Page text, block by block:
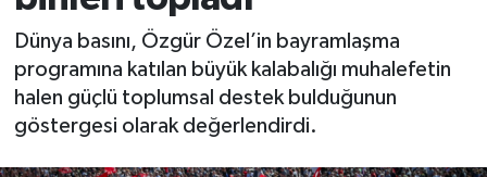
Dünya basını, Özgür Özel’in bayramlaşma
programına katılan büyük kalabalığı muhalefetin
halen güçlü toplumsal destek bulduğunun
göstergesi olarak değerlendirdi.
Kültür - Sanat
Magazin
Son Dakika Haberleri